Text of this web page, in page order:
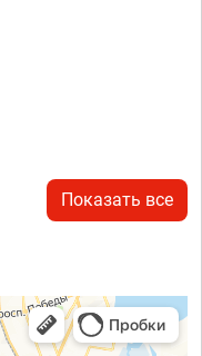
Показать все